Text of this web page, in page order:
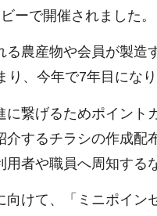
ーで開催されました。
農産物や会員が製造
、今年で7年目になり
繋げるためポイント
するチラシの作成
者や職員へ周知する
けて、「ミニポイン